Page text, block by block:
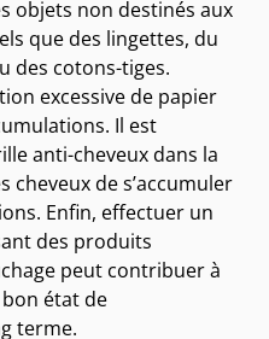
objets non destinés aux
que des lingettes, du
des cotons-tiges.
excessive de papier
Il est
anti-cheveux dans la
de s’accumuler
Enfin, effectuer un
des produits
peut contribuer à
état de
terme.